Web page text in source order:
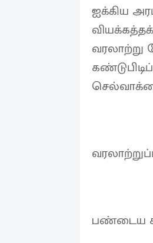
ஐக்கிய
பண்டைய